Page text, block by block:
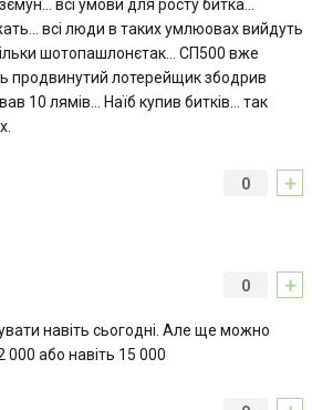
всі умови для росту битка…
всі люди в таких умлюовах вийдуть
шотопашлонєтак… СП500 вже
продвинутий лотерейщик збодрив
10 лямів… Наїб купив битків… так
+
0
+
0
навіть сьогодні. Але ще можно
000 або навіть 15 000